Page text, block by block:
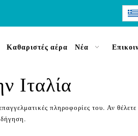
Καθαριστές αέρα Νέα
Ιταλία
πληροφορίες του. Αν θέλετε